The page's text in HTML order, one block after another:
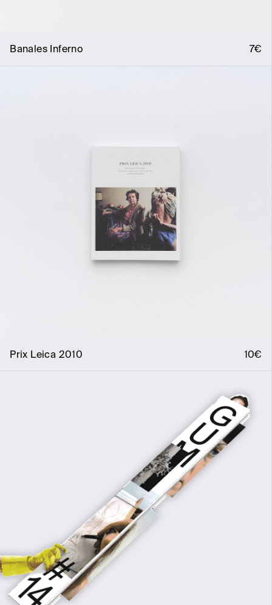
Banales Inferno 7€
Prix Leica 2010 10€